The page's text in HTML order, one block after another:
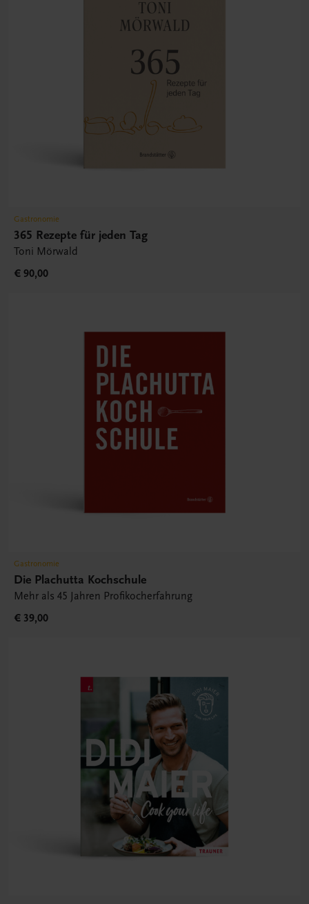
Gastronomie
365 Rezepte für jeden Tag
Toni Mörwald
€ 90,00
Gastronomie
Die Plachutta Kochschule
Mehr als 45 Jahren Profikocherfahrung
€ 39,00